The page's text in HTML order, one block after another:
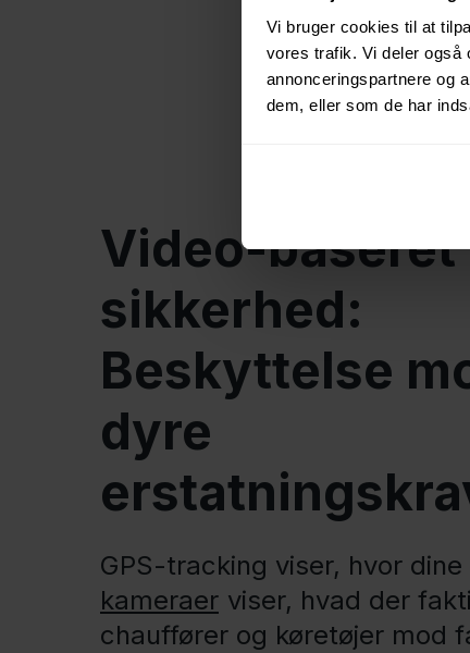
Vi bruger cookies til at
vores trafik. Vi deler også
annonceringspartnere og
dem, eller som de har
Video-baseret
sikkerhed:
Beskyttelse
dyre
GPS-tracking viser, hvor
kameraer viser, hvad der
chauffører og køretøjer mod